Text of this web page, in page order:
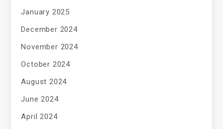
January 2025
December 2024
November 2024
October 2024
August 2024
June 2024
April 2024